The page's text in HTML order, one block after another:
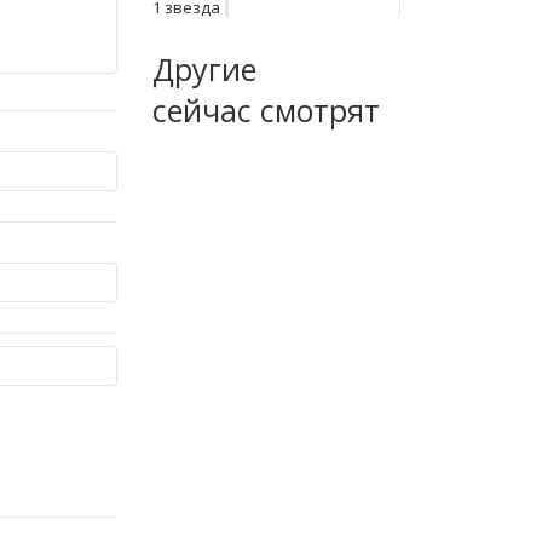
1 звезда
Другие
сейчас смотрят